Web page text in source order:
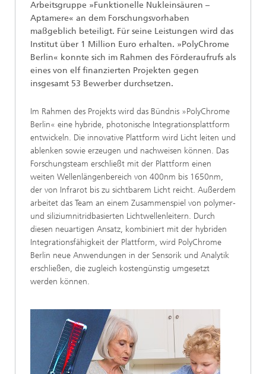
Arbeitsgruppe »Funktionelle Nukleinsäuren –
Aptamere« an dem Forschungsvorhaben
maßgeblich beteiligt. Für seine Leistungen wird das
Institut über 1 Million Euro erhalten. »PolyChrome
Berlin« konnte sich im Rahmen des Förderaufrufs als
eines von elf finanzierten Projekten gegen
insgesamt 53 Bewerber durchsetzen.
Im Rahmen des Projekts wird das Bündnis »PolyChrome
Berlin« eine hybride, photonische Integrationsplattform
entwickeln. Die innovative Plattform wird Licht leiten und
ablenken sowie erzeugen und nachweisen können. Das
Forschungsteam erschließt mit der Plattform einen
weiten Wellenlängenbereich von 400nm bis 1650nm,
der von Infrarot bis zu sichtbarem Licht reicht. Außerdem
arbeitet das Team an einem Zusammenspiel von polymer-
und siliziumnitridbasierten Lichtwellenleitern. Durch
diesen neuartigen Ansatz, kombiniert mit der hybriden
Integrationsfähigkeit der Plattform, wird PolyChrome
Berlin neue Anwendungen in der Sensorik und Analytik
erschließen, die zugleich kostengünstig umgesetzt
werden können.